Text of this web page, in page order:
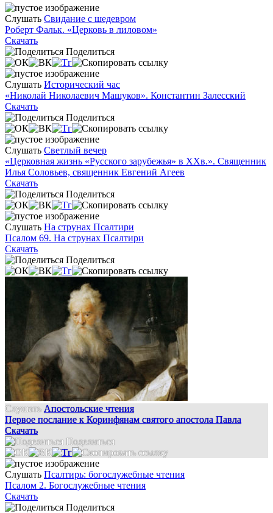
Слушать Свидание с шедевром
Роберт Фальк. «Церковь в лиловом»
Скачать
Поделиться
Слушать Исторический час
«Николай Николаевич Машуков». Константин Залесский
Скачать
Поделиться
Слушать Светлый вечер
«Церковная жизнь «Русского зарубежья» в ХХв.». Священник
Илья Соловьев, священник Евгений Агеев
Скачать
Поделиться
Слушать На струнах Псалтири
Псалом 69. На струнах Псалтири
Скачать
Поделиться
Слушать Апостольские чтения
Первое послание к Коринфянам святого апостола Павла
Скачать
Поделиться
Слушать Псалтирь: богослужебные чтения
Псалом 2. Богослужебные чтения
Скачать
Поделиться